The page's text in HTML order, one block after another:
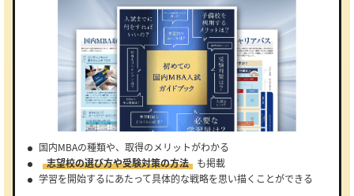
国内MBAの種類や、取得のメリットがわかる
志望校の選び方や受験対策の方法
も掲載
学習を開始するにあたって具体的な戦略を思い描くことができる